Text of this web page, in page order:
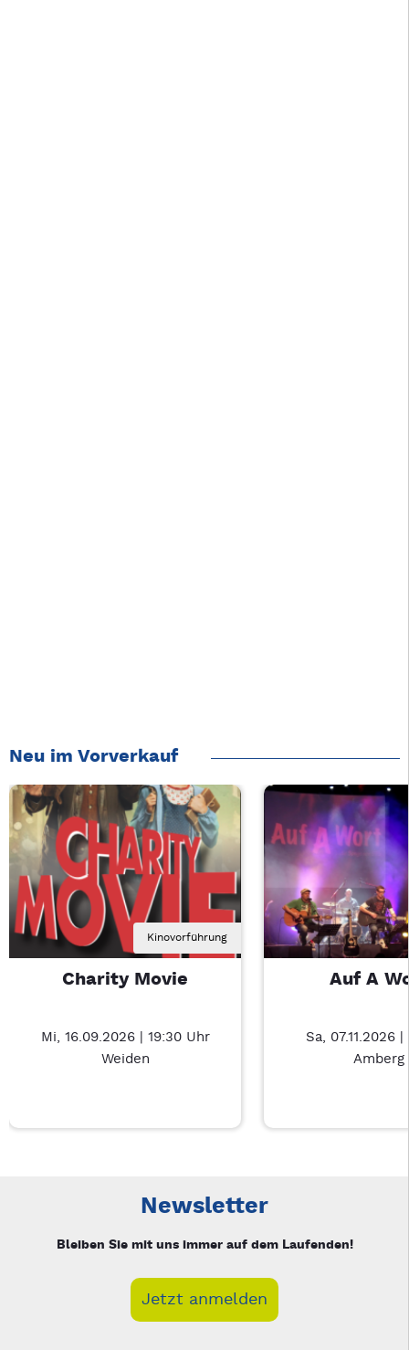
Neu im Vorverkauf
Kinovorführung
Charity Movie
Mi, 16.09.2026 | 19:30 Uhr
Weiden
Auf A
Sa, 07.11.2026
Amberg
Newsletter
Bleiben Sie mit uns immer auf dem Laufenden!
Jetzt anmelden